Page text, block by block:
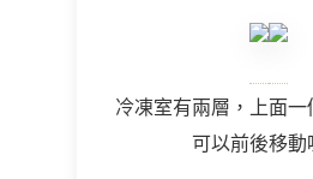
冷凍室有兩層，上面一
可以前後移動